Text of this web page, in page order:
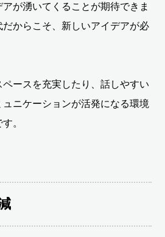
が湧いてくることが期待できま
からこそ、新しいアイデアが必
ースを充実したり、話しやすい
ニケーションが活発になる環境
。